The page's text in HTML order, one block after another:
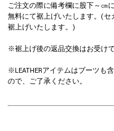
ご注文の際に備考欄に股下～㎝
無料にて裾上げいたします。(
裾上げいたします。)
※裾上げ後の返品交換はお受け
※LEATHERアイテムはブーツも
ので、ご了承ください。